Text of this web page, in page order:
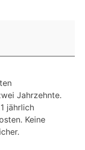
Jahrzehnte.
jährlich
Keine